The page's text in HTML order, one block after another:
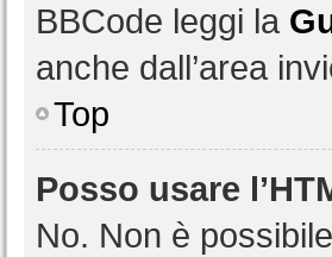
BBCode leggi la
anche dall’area
Top
Posso usare
No. Non è